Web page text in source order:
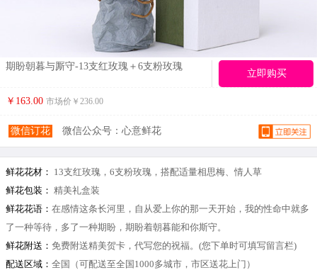
期盼朝暮与厮守-13支红玫瑰＋6支粉玫瑰
立即购买
￥163.00 市场价￥ 236.00
微信订花 微信公众号：心意鲜花
鲜花花材： 13支红玫瑰，6支粉玫瑰，搭配适量相思梅、情人草
鲜花包装： 精美礼盒装
鲜花花语： 在感情这条长河里，自从爱上你的那一天开始，我的性命中就多
了一种等待，多了一种期盼，期盼着朝暮能和你斯守。
鲜花附送： 免费附送精美贺卡，代写您的祝福。(您下单时可填写留言栏)
配送区域： 全国（可配送至全国1000多城市，市区送花上门）